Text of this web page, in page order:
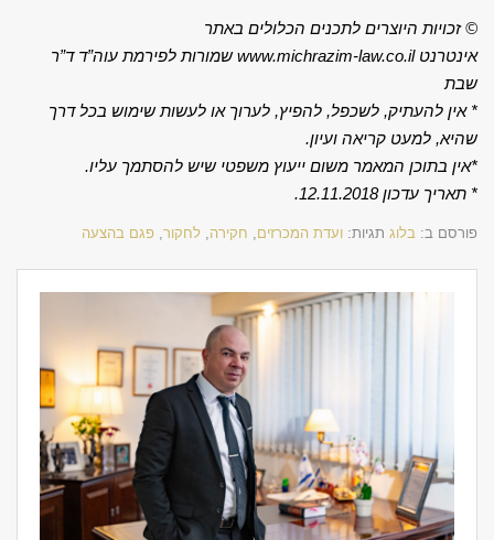
© זכויות היוצרים לתכנים הכלולים באתר
אינטרנטwww.michrazim-law.co.il שמורות לפירמת עוה”ד ד”ר
שבת
*אין להעתיק, לשכפל, להפיץ, לערוך או לעשות שימוש בכל דרך
שהיא, למעט קריאה ועיון.
*אין בתוכן המאמר משום ייעוץ משפטי שיש להסתמך עליו.
* תאריך עדכון 12.11.2018.
פורסם ב: בלוג תגיות: ועדת המכרזים, חקירה, לחקור, פגם בהצעה